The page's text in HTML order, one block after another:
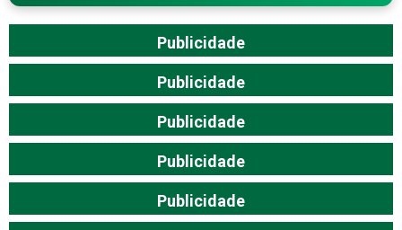
Publicidade
Publicidade
Publicidade
Publicidade
Publicidade